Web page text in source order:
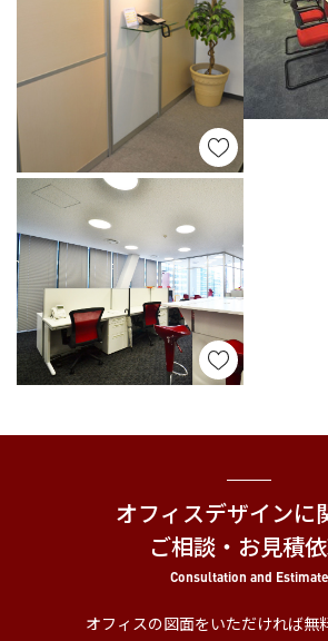
オフィスデザインに
ご相談・お見積
Consultation and Estimate
オフィスの図面をいただければ無